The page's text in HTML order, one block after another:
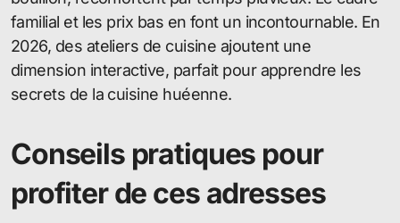
familial et les prix bas en font un incontournable. En
2026, des ateliers de cuisine ajoutent une
dimension interactive, parfait pour apprendre les
secrets de la cuisine huéenne.
Conseils pratiques pour
profiter de ces adresses